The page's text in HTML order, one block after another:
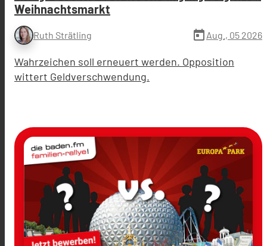
Weihnachtsmarkt
Ruth Strätling today Aug., 05 2026
Wahrzeichen soll erneuert werden. Opposition
wittert Geldverschwendung.